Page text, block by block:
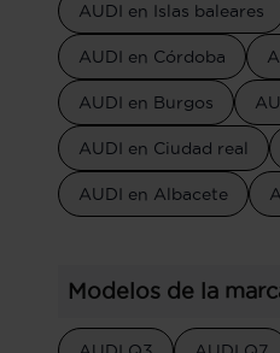
AUDI en Islas baleares
AUDI en Córdoba
AUDI en Burgos
AUDI en Ciudad real
AUDI en Albacete
Modelos de la